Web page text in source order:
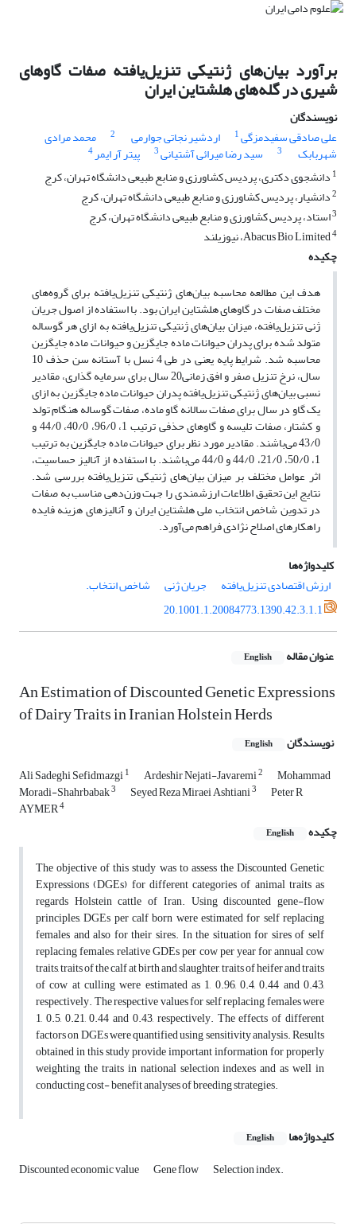
برآورد بیان‌های ژنتیکی تنزیل‌یافته صفات گاوهای
شیری در گله‌های هلشتاین ایران
نویسندگان
علی صادقی سفیدمزگی1 اردشیر نجاتی جوارمی 2 محمد مرادی
شهربابک 3 سید رضا میرائی آشتیانی3 پیتر آر ایمر4
1 دانشجوی دکتری، پردیس کشاورزی و منابع طبیعی دانشگاه تهران، کرج
2دانشیار، پردیس کشاورزی و منابع طبیعی دانشگاه تهران، کرج
3استاد، پردیس کشاورزی و منابع طبیعی دانشگاه تهران، کرج
4
چکیده
هدف این مطالعه محاسبه بیان‌های ژنتیکی تنزیل‌یافته برای گروه‌های
مختلف صفات در گاوهای هلشتاین ایران بود. با استفاده از اصول جریان
ژنی تنزیل‌یافته، میزان بیان‌های ژنتیکی تنزیل‌یافته به ازای هر گوساله
متولد شده برای پدران حیوانات ماده جایگزین و حیوانات ماده جایگزین
محاسبه شد. شرایط پایه یعنی در طی 4 نسل با آستانه سن حذف 10
سال، نرخ تنزیل صفر و افق زمانی20 سال برای سرمایه گذاری، مقادیر
نسبی بیان‌های ژنتیکی تنزیل‌یافته پدران حیوانات ماده جایگزین به ازای
یک گاو در سال برای صفات سالانه گاو ماده، صفات گوساله هنگام تولد
و کشتار، صفات تلیسه و گاوهای حذفی ترتیب 1، 96/0، 40/0، 44/0 و
43/0 می‌باشند. مقادیر مورد نظر برای حیوانات ماده جایگزین به ترتیب
1، 50/0، 21/0، 44/0 و 44/0 می‌باشند. با استفاده از آنالیز حساسیت،
اثر عوامل مختلف بر میزان بیان‌های ژنتیکی تنزیل‌یافته بررسی شد.
نتایج این تحقیق اطلاعات ارزشمندی را جهت وزن‌دهی مناسب به صفات
در تدوین شاخص انتخاب ملی هلشتاین ایران و آنالیزهای هزینه فایده
راهکارهای اصلاح نژادی فراهم می‌آورد.
کلیدواژه‌ها
ارزش اقتصادی تنزیل‌یافته
جریان ژنی
شاخص انتخاب.
20.1001.1.20084773.1390.42.3.1.1
عنوان مقاله English
An Estimation of Discounted Genetic Expressions
of Dairy Traits in Iranian Holstein Herds
نویسندگان English
Ali Sadeghi Sefidmazgi1 Ardeshir Nejati-Javaremi2 Mohammad
Moradi-Shahrbabak3 Seyed Reza Miraei Ashtiani3 Peter R
AYMER4
چکیده English
The objective of this study was to assess the Discounted Genetic
Expressions (DGEs) for different categories of animal traits as
regards Holstein cattle of Iran. Using discounted gene-flow
principles, DGEs per calf born were estimated for self replacing
females and also for their sires. In the situation for sires of self
replacing females, relative GDEs per cow per year for annual cow
traits, traits of the calf at birth and slaughter, traits of heifer and traits
of cow at culling were estimated as 1, 0.96, 0.4, 0.44 and 0.43,
respectively. The respective values for self replacing females were
1, 0.5, 0.21, 0.44 and 0.43, respectively. The effects of different
factors on DGEs were quantified using sensitivity analysis. Results
obtained in this study provide important information for properly
weighting the traits in national selection indexes and as well in
conducting cost- benefit analyses of breeding strategies.
کلیدواژه‌ها English
Discounted economic value Gene flow Selection index.